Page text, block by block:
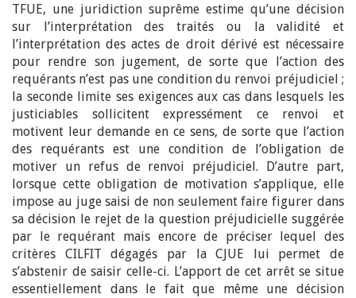
TFUE, une juridiction suprême estime qu’une décision
sur l’interprétation des traités ou la validité et
l’interprétation des actes de droit dérivé est nécessaire
pour rendre son jugement, de sorte que l’action des
requérants n’est pas une condition du renvoi préjudiciel ;
la seconde limite ses exigences aux cas dans lesquels les
justiciables sollicitent expressément ce renvoi et
motivent leur demande en ce sens, de sorte que l’action
des requérants est une condition de l’obligation de
motiver un refus de renvoi préjudiciel. D’autre part,
lorsque cette obligation de motivation s’applique, elle
impose au juge saisi de non seulement faire figurer dans
sa décision le rejet de la question préjudicielle suggérée
par le requérant mais encore de préciser lequel des
critères CILFIT dégagés par la CJUE lui permet de
s’abstenir de saisir celle-ci. L’apport de cet arrêt se situe
essentiellement dans le fait que même une décision